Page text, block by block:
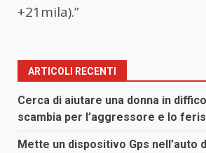
+21mila).”
ARTICOLI RECENTI
Cerca di aiutare una donna in
scambia per l’aggressore e lo
Mette un dispositivo Gps nell’auto